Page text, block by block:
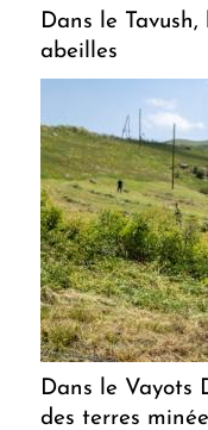
Dans le
abeilles
Dans le Vayots
des terres